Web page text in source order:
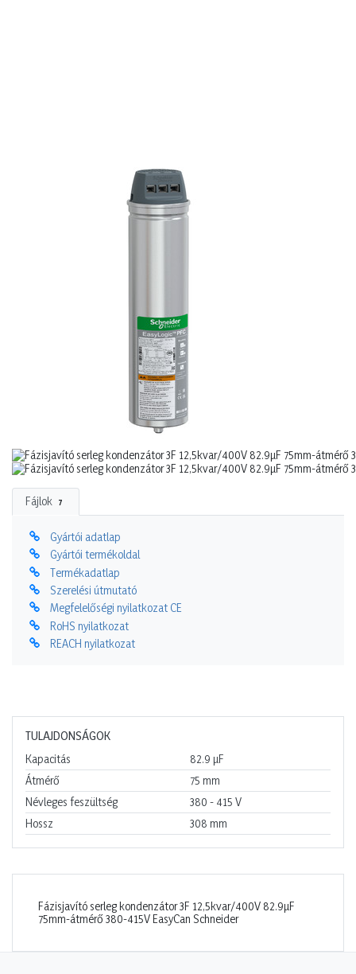
Fájlok 7
Gyártói adatlap
Gyártói termékoldal
Termékadatlap
Szerelési útmutató
Megfelelőségi nyilatkozat CE
RoHS nyilatkozat
REACH nyilatkozat
TULAJDONSÁGOK
Kapacitás
82.9 µF
Átmérő
75 mm
Névleges feszültség
380 - 415 V
Hossz
308 mm
Fázisjavító serleg kondenzátor 3F 12,5kvar/400V 82.9µF
75mm-átmérő 380-415V EasyCan Schneider